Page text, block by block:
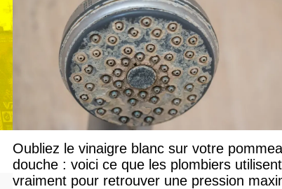
Oubliez le vinaigre blanc sur votre
douche : voici ce que les plombiers utilisent
vraiment pour retrouver une pression